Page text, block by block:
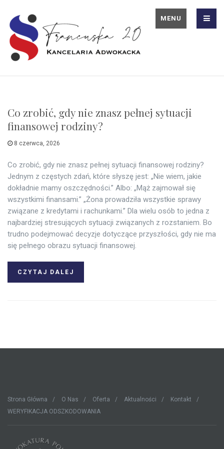
MENU
Co zrobić, gdy nie znasz pełnej sytuacji
finansowej rodziny?
8 czerwca, 2026
Co zrobić, gdy nie znasz pełnej sytuacji finansowej rodziny?
Jednym z częstych zdań, które słyszę jest: „Nie wiem, jakie
dokładnie mamy oszczędności.” Albo: „Mąż zajmował się
wszystkimi finansami.” „Żona prowadziła wszystkie sprawy
związane z kredytami i rachunkami.” Dla wielu osób to jedna z
najbardziej stresujących sytuacji związanych z rozstaniem. Bo
trudno podejmować decyzje dotyczące przyszłości, gdy nie ma
się pełnego obrazu sytuacji finansowej.
CZYTAJ DALEJ
Strona Główna O Nas Oferta Aktualności
Kontakt
WERYFIKACJA ODSZKODOWANIA